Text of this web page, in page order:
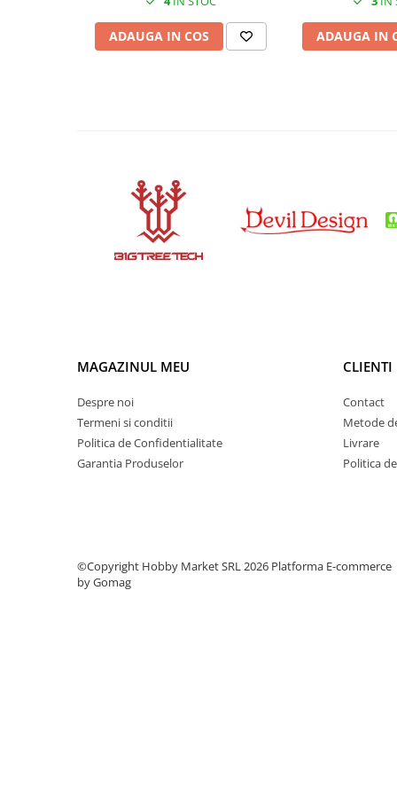
Diode si punti redresoare
ADAUGA IN COS ADAUGA IN
MAGAZINUL MEU
Despre noi
Termeni si conditii
Politica de Confidentialitate
Garantia Produselor
CLIENTI
Contact
Metode
Livrare
Politica
©Copyright Hobby Market SRL 2026 Platforma E-commerce
by Gomag